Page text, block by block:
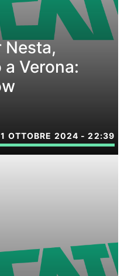
Nesta,
Verona:
OTTOBRE 2024 - 22:39